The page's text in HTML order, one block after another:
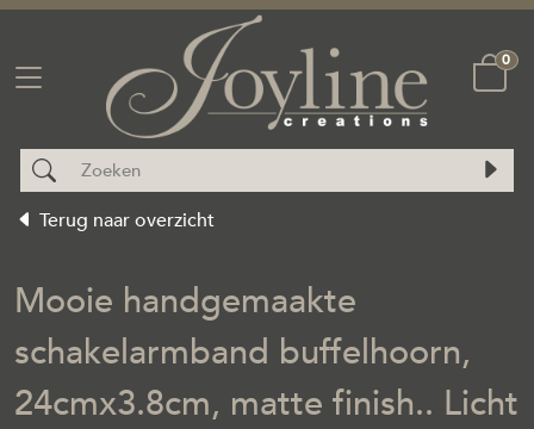
0
Terug naar overzicht
Mooie handgemaakte
schakelarmband buffelhoorn,
24cmx3.8cm, matte finish.. Licht